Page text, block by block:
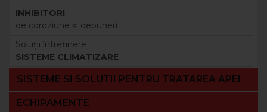
INHIBITORI
de coroziune şi depuneri
Soluţii întreţinere
SISTEME CLIMATIZARE
SISTEME SI SOLUTII PENTRU TRATAREA APEI
ECHIPAMENTE